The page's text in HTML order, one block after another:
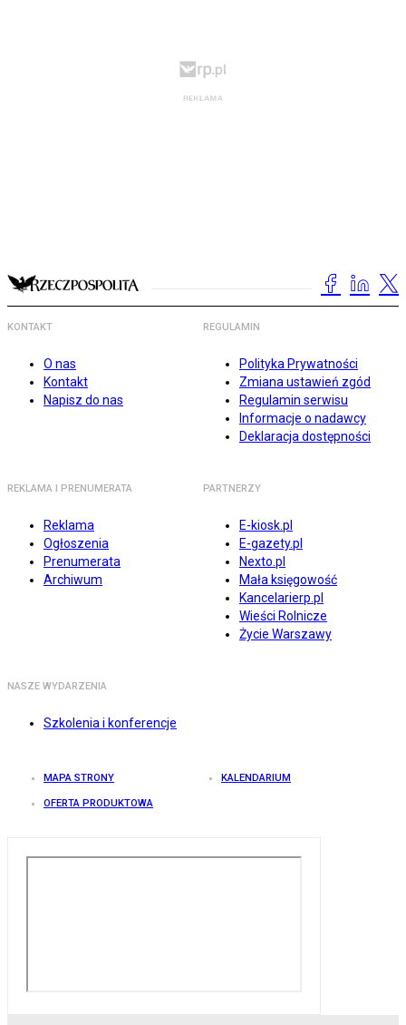
KONTAKT
O nas
Kontakt
Napisz do nas
REGULAMIN
Polityka Prywatności
Zmiana ustawień zgód
Regulamin serwisu
Informacje o nadawcy
Deklaracja dostępności
REKLAMA I PRENUMERATA
Reklama
Ogłoszenia
Prenumerata
Archiwum
PARTNERZY
E-kiosk.pl
E-gazety.pl
Nexto.pl
Mała księgowość
Kancelarierp.pl
Wieści Rolnicze
Życie Warszawy
NASZE WYDARZENIA
Szkolenia i konferencje
MAPA STRONY KALENDARIUM
OFERTA PRODUKTOWA